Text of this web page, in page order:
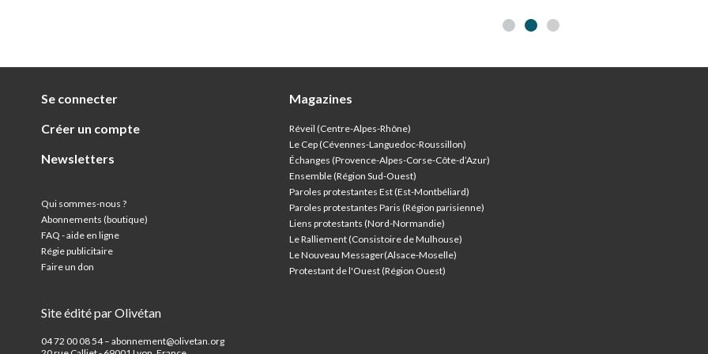
Se connecter
Créer un compte
Newsletters
Qui sommes-nous ?
Abonnements (boutique)
FAQ - aide en ligne
Régie publicitaire
Faire un don
Site édité par Olivétan
04 72 00 08 54 – abonnement@olivetan.org
Magazines
Réveil (Centre-Alpes-Rhône)
Le Cep (Cévennes-Languedoc-Roussillon)
Échanges (Provence-Alpes-Corse-Côte-d’Azur)
Ensemble (Région Sud-Ouest)
Paroles protestantes Est (Est-Montbéliard)
Paroles protestantes Paris (Région parisienne)
Liens protestants (Nord-Normandie)
Le Ralliement (Consistoire de Mulhouse)
Le Nouveau Messager(Alsace-Moselle)
Protestant de l'Ouest (Région Ouest)